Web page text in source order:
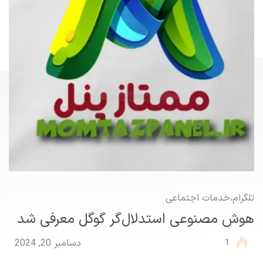
تلگرام،خدمات اجتماعی
هوش مصنوعی استدلال‌گر گوگل معرفی شد
1 دسامبر 20, 2024